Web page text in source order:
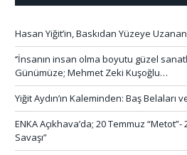
Hasan Yiğit’in, Baskıdan Yüzeye
‘’İnsanın insan olma boyutu güzel
Günümüze; Mehmet Zeki Kuşoğlu…
Yiğit Aydın’ın Kaleminden: Baş Belaları
ENKA Açıkhava’da; 20 Temmuz
Savaşı”